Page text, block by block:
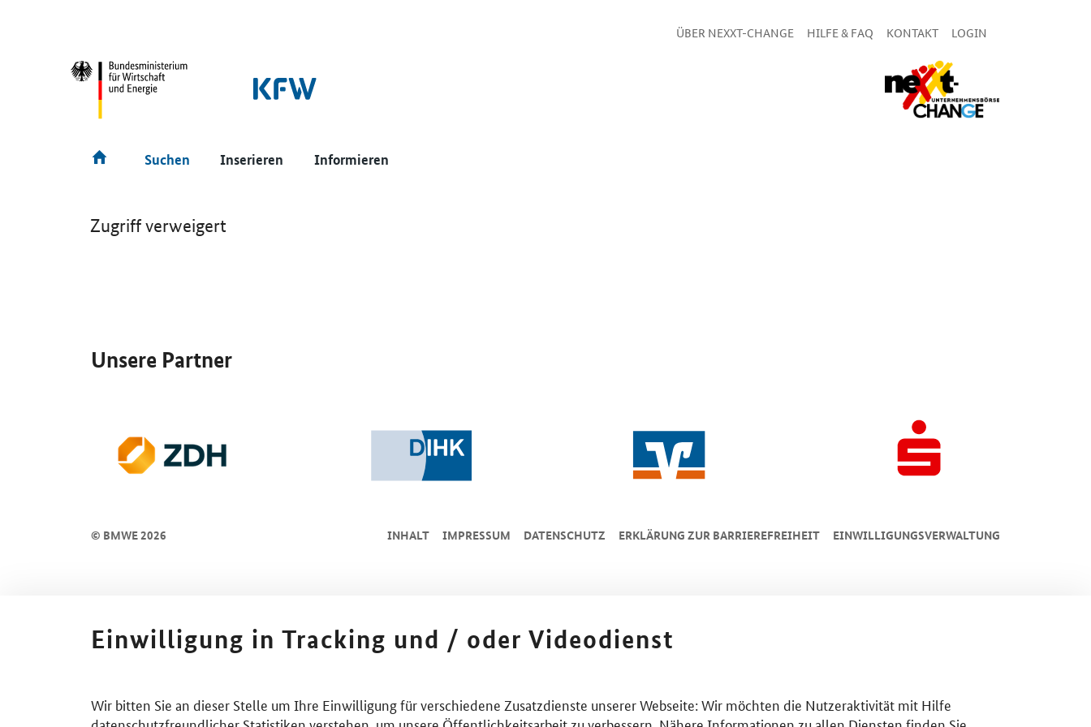
ÜBER NEXXT-CHANGE HILFE & FAQ KONTAKT LOGIN
Suchen Inserieren Informieren
Zugriff verweigert
Unsere Partner
© BMWE 2026 INHALT IMPRESSUM DA­TEN­SCHUTZ ERKLÄRUNG ZUR BARRIEREFREIHEIT EINWILLIGUNGSVERWALTUNG
Einwilligung in Tracking und / oder Videodienst
Wir bitten Sie an dieser Stelle um Ihre Einwilligung für verschiedene Zusatzdienste unserer Webseite: Wir möchten die Nutzeraktivität mit Hilfe